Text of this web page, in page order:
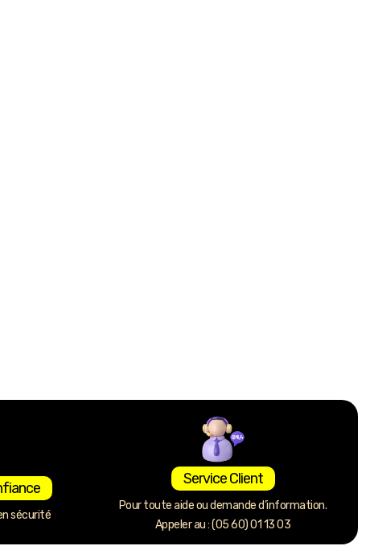
sécurité
Service Client
Pour toute aide ou demande d’information.
Appeler au : (05 60) 01 13 03